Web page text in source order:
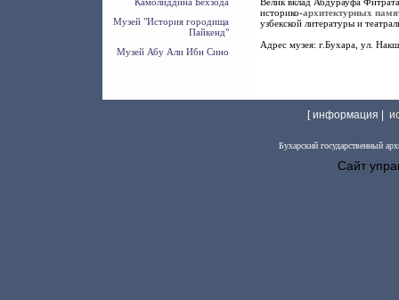
Камолиддина Бехзода
Музей "История городища
Пайкенд"
Музей Абу Али Ибн Сино
историко-архитектурных
узбекской литературы и
Адрес музея: г.Бухара, ул.
[ информация |
Бухарский государственный
Сайт